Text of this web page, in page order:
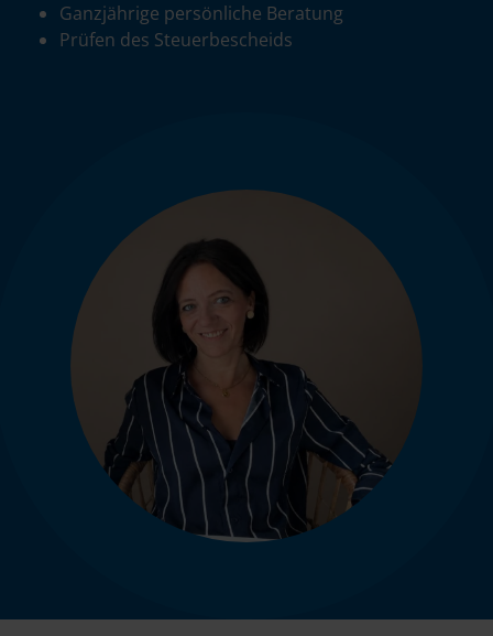
Ganzjährige persönliche Beratung
Prüfen des Steuerbescheids